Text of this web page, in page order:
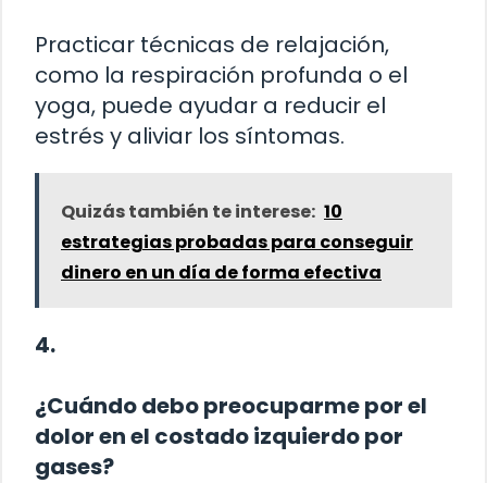
Practicar técnicas de relajación,
como la respiración profunda o el
yoga, puede ayudar a reducir el
estrés y aliviar los síntomas.
Quizás también te interese: 10
estrategias probadas para conseguir
dinero en un día de forma efectiva
4.
¿Cuándo debo preocuparme por el
dolor en el costado izquierdo por
gases?